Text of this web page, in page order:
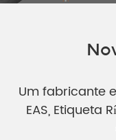
Um fabricante
EAS, Etiqueta